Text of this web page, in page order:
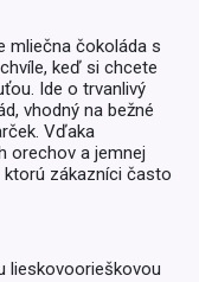
mliečna čokoláda s
keď si chcete
Ide o trvanlivý
vhodný na bežné
Vďaka
orechov a jemnej
ktorú zákazníci často
lieskovoorieškovou